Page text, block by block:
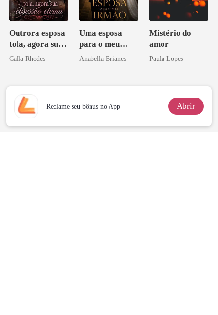
Outrora esposa
tola, agora sua
obsessão eterna
Calla Rhodes
Uma esposa
para o meu
irmão
Anabella Brianes
Mistério do
amor
Paula Lopes
Reclame seu bônus no App Abrir